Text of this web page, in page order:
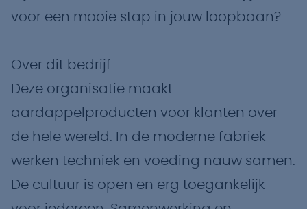
voor een mooie stap in jouw loopbaan?
Over dit bedrijf
Deze organisatie maakt
aardappelproducten voor klanten over
de hele wereld. In de moderne fabriek
werken techniek en voeding nauw samen.
De cultuur is open en erg toegankelijk